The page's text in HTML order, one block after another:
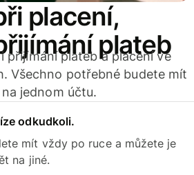
placení,
plateb
přijímání plateb a placení ve
Všechno potřebné budete mít
jednom účtu.
odkudkoli.
mít vždy po ruce a můžete je
na jiné.